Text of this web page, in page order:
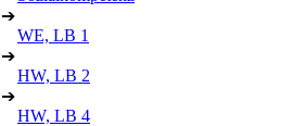
➔
WE, LB 1
➔
HW, LB 2
➔
HW, LB 4